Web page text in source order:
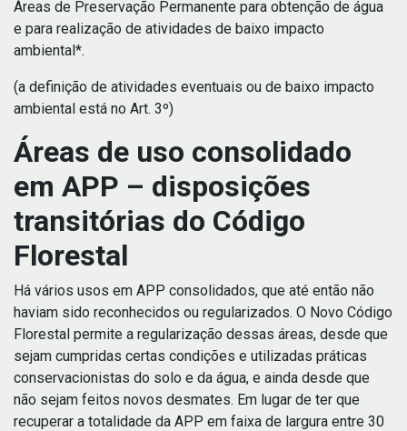
Áreas de Preservação Permanente para obtenção de água
e para realização de atividades de baixo impacto
ambiental*.
(a definição de atividades eventuais ou de baixo impacto
ambiental está no Art. 3º)
Áreas de uso consolidado
em APP – disposições
transitórias do Código
Florestal
Há vários usos em APP consolidados, que até então não
haviam sido reconhecidos ou regularizados. O Novo Código
Florestal permite a regularização dessas áreas, desde que
sejam cumpridas certas condições e utilizadas práticas
conservacionistas do solo e da água, e ainda desde que
não sejam feitos novos desmates. Em lugar de ter que
recuperar a totalidade da APP em faixa de largura entre 30